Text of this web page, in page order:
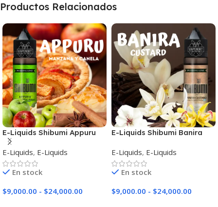
Productos Relacionados
E-Liquids Shibumi Appuru
E-Liquids, E-Liquids
En stock
$9,000.00 - $24,000.00
E-Liquids Shibumi Banira
E-Liquids, E-Liquids
En stock
$9,000.00 - $24,000.00